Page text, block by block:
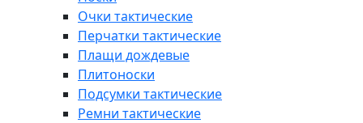
Очки тактические
Перчатки тактические
Плащи дождевые
Плитоноски
Подсумки тактические
Ремни тактические